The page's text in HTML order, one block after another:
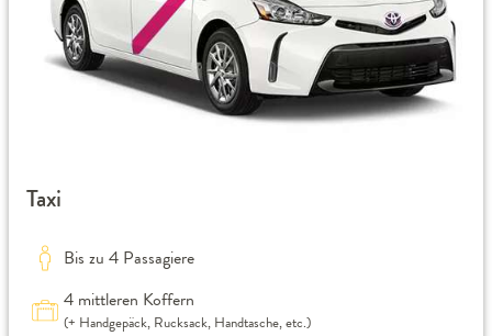
Taxi
Bis zu 4 Passagiere
4 mittleren Koffern
(+ Handgepäck, Rucksack, Handtasche, etc.)